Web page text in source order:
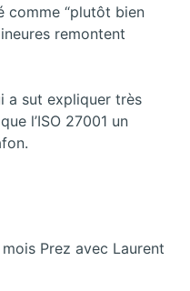
comme “plutôt bien
remontent
a sut expliquer très
l’ISO 27001 un
Prez avec Laurent